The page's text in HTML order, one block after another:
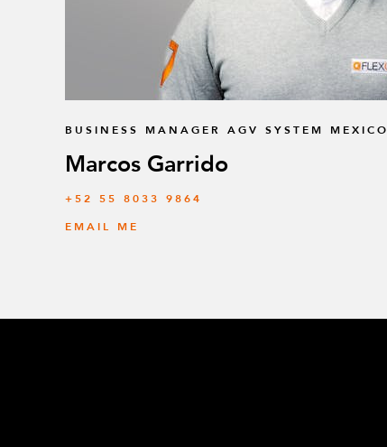
BUSINESS MANAGER AGV SYSTEM MEXICO
Marcos Garrido
+52 55 8033 9864
EMAIL ME